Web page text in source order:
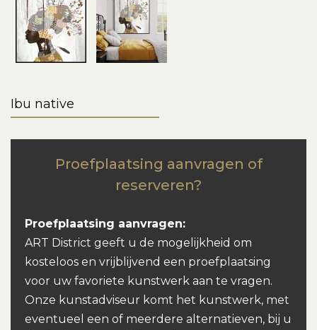
Ibu native
Proefplaatsing aanvragen of
reserveren?
Proefplaatsing aanvragen:
ART District geeft u de mogelijkheid om
kosteloos en vrijblijvend een proefplaatsing
voor uw favoriete kunstwerk aan te vragen.
Onze kunstadviseur komt het kunstwerk, met
eventueel een of meerdere alternatieven, bij u